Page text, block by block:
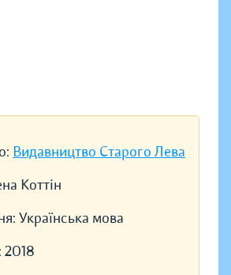
Видавництво Старого Лева
Коттін
Українська мова
2018